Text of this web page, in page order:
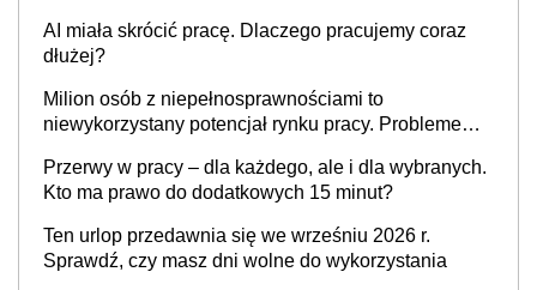
AI miała skrócić pracę. Dlaczego pracujemy coraz
dłużej?
Milion osób z niepełnosprawnościami to
niewykorzystany potencjał rynku pracy. Problemem
refundacji, ale bariery po stronie systemu i
świadomości pracodawców [WYWIAD]
Przerwy w pracy – dla każdego, ale i dla wybranych.
Kto ma prawo do dodatkowych 15 minut?
Ten urlop przedawnia się we wrześniu 2026 r.
Sprawdź, czy masz dni wolne do wykorzystania